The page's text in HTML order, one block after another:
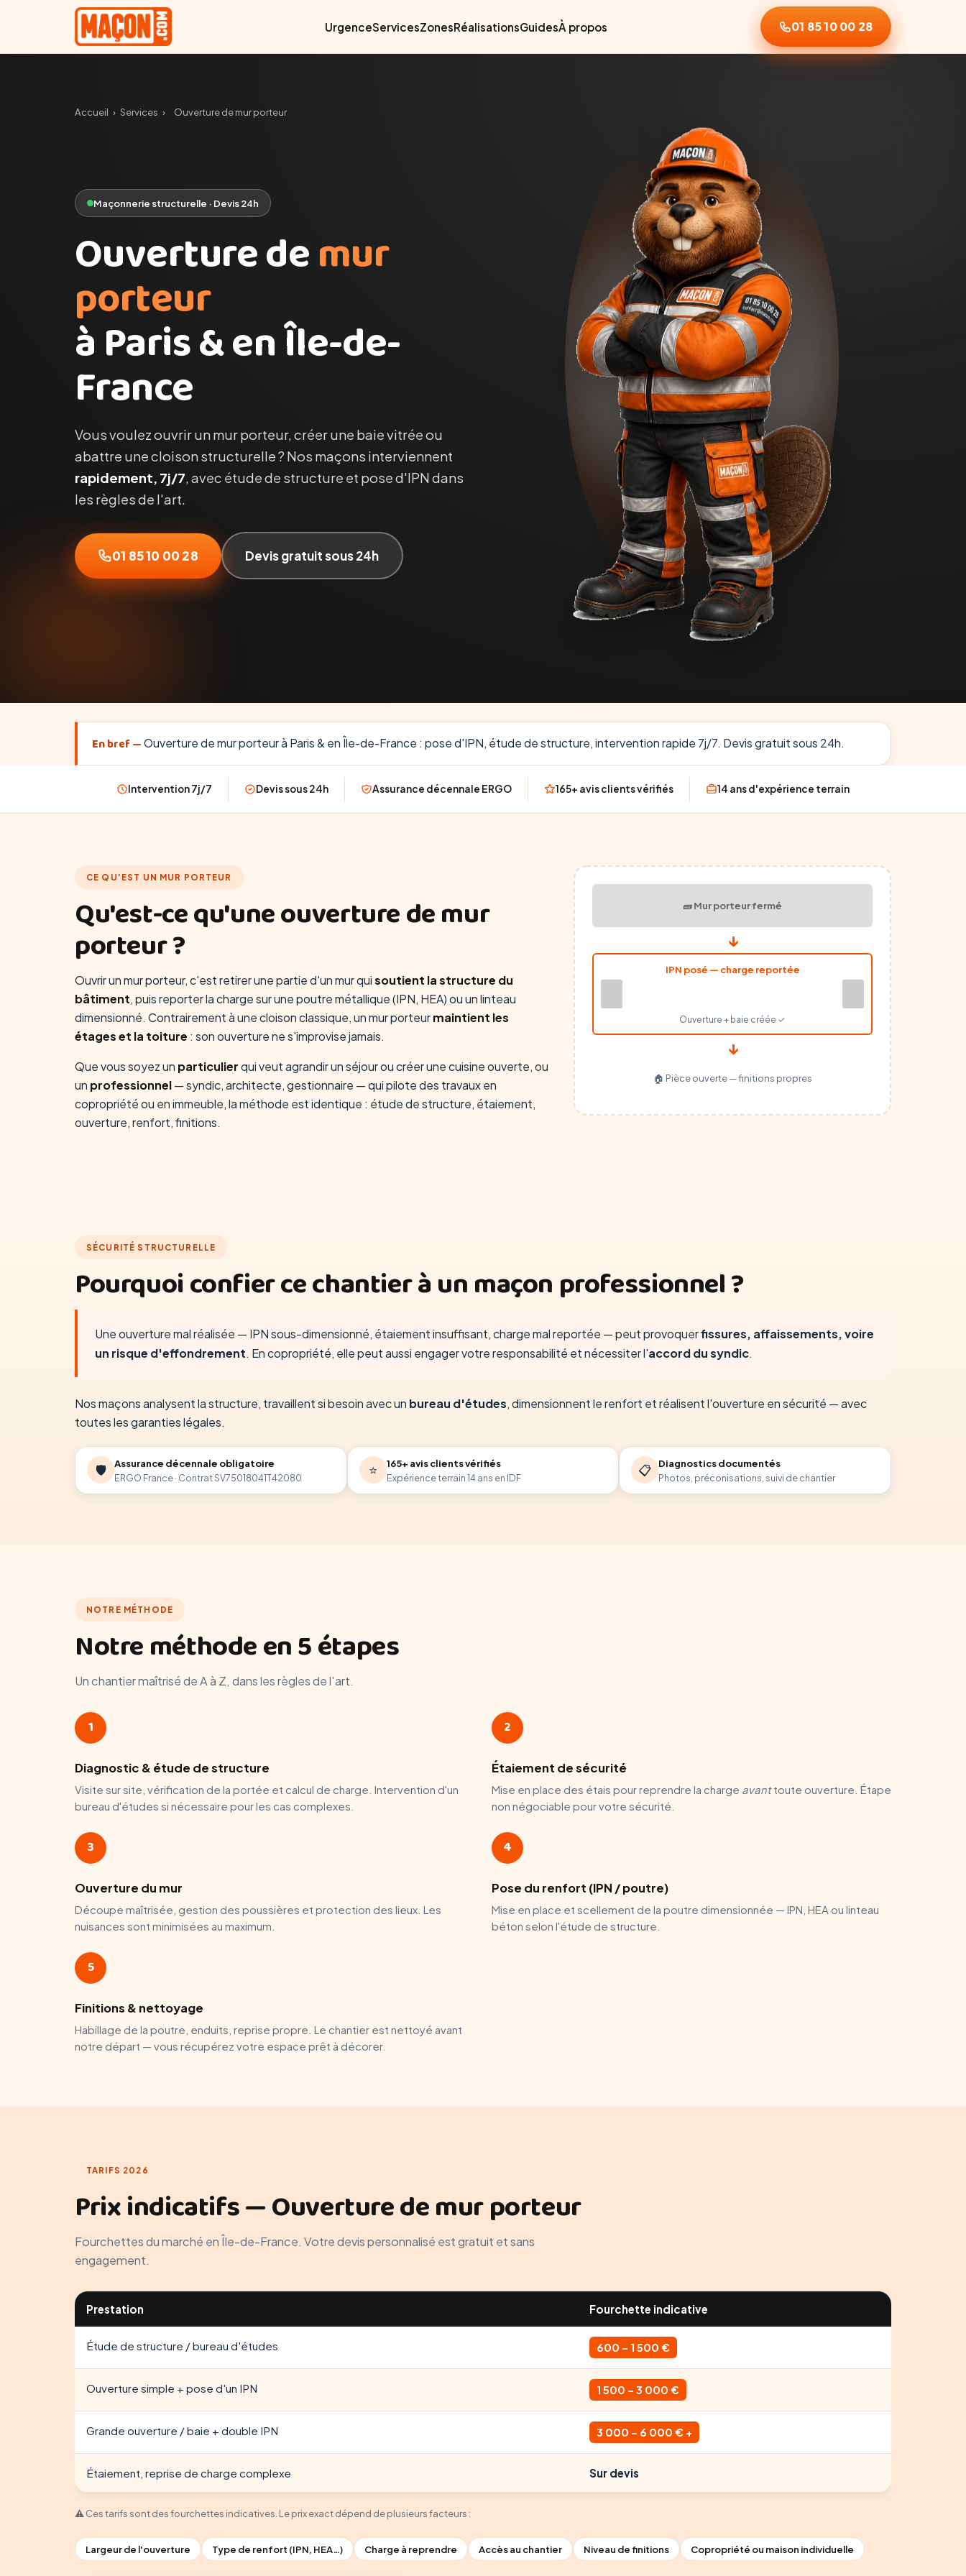
UrgenceServicesZonesRéalisationsGuidesÀ propos 01 85 10 00 28
Accueil › Services › Ouverture de mur porteur
Maçonnerie structurelle · Devis 24h
Ouverture demur
porteur
à Paris & en Île-de-
France
Vous voulez ouvrir un mur porteur, créer une baie vitrée ou
abattre une cloison structurelle ? Nos maçons interviennent
rapidement, 7j/7, avec étude de structure et pose d'IPN dans
les règles de l'art.
01 85 10 00 28 Devis gratuit sous 24h
En bref — Ouverture de mur porteur à Paris & en Île-de-France : pose d'IPN, étude de structure, intervention rapide 7j/7. Devis gratuit sous 24h.
Intervention 7j/7 Devis sous 24h Assurance décennale ERGO 165+ avis clients vérifiés 14 ans d'expérience terrain
CE QU'EST UN MUR PORTEUR
Qu'est-ce qu'une ouverture de mur
porteur ?
Ouvrir un mur porteur, c'est retirer une partie d'un mur quisoutient la structure du
bâtiment, puis reporter la charge sur une poutre métallique (IPN, HEA) ou un linteau
dimensionné. Contrairement à une cloison classique, un mur porteurmaintient les
étages et la toiture : son ouverture ne s'improvise jamais.
Que vous soyez un particulierqui veut agrandir un séjour ou créer une cuisine ouverte, ou
un professionnel— syndic, architecte, gestionnaire — qui pilote des travaux en
copropriété ou en immeuble, la méthode est identique : étude de structure, étaiement,
ouverture, renfort, finitions.
🧱 Mur porteur fermé
↓
IPN posé — charge reportée
Ouverture + baie créée ✓
↓
🏠 Pièce ouverte — finitions propres
SÉCURITÉ STRUCTURELLE
Pourquoi confier ce chantier à un maçon professionnel ?
Une ouverture mal réalisée — IPN sous-dimensionné, étaiement insuffisant, charge mal reportée — peut provoquerfissures, affaissements, voire
un risque d'effondrement. En copropriété, elle peut aussi engager votre responsabilité et nécessiter l'accord du syndic.
Nos maçons analysent la structure, travaillent si besoin avec un bureau d'études, dimensionnent le renfort et réalisent l'ouverture en sécurité — avec
toutes les garanties légales.
🛡️ Assurance décennale obligatoire
ERGO France · Contrat SV75018041T42080 ⭐ 165+ avis clients vérifiés
Expérience terrain 14 ans en IDF 📋 Diagnostics documentés
Photos, préconisations, suivi de chantier
NOTRE MÉTHODE
Notre méthode en 5 étapes
Un chantier maîtrisé de A à Z, dans les règles de l'art.
1
Diagnostic & étude de structure
Visite sur site, vérification de la portée et calcul de charge. Intervention d'un
bureau d'études si nécessaire pour les cas complexes.
2
Étaiement de sécurité
Mise en place des étais pour reprendre la charge avanttoute ouverture. Étape
non négociable pour votre sécurité.
3
Ouverture du mur
Découpe maîtrisée, gestion des poussières et protection des lieux. Les
nuisances sont minimisées au maximum.
4
Pose du renfort (IPN / poutre)
Mise en place et scellement de la poutre dimensionnée — IPN, HEA ou linteau
béton selon l'étude de structure.
5
Finitions & nettoyage
Habillage de la poutre, enduits, reprise propre. Le chantier est nettoyé avant
notre départ — vous récupérez votre espace prêt à décorer.
TARIFS 2026
Prix indicatifs — Ouverture de mur porteur
Fourchettes du marché en Île-de-France. Votre devis personnalisé est gratuit et sans
engagement.
Prestation Fourchette indicative
Étude de structure / bureau d'études 600 – 1 500 €
Ouverture simple + pose d'un IPN 1 500 – 3 000 €
Grande ouverture / baie + double IPN 3 000 – 6 000 € +
Étaiement, reprise de charge complexe Sur devis
⚠️ Ces tarifs sont des fourchettes indicatives. Le prix exact dépend de plusieurs facteurs :
Largeur de l'ouverture Type de renfort (IPN, HEA…) Charge à reprendre Accès au chantier Niveau de finitions Copropriété ou maison individuelle